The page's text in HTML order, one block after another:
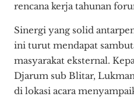
rencana kerja tahunan
​Sinergi yang solid
ini turut mendapat
masyarakat eksternal.
Djarum sub Blitar,
di lokasi acara